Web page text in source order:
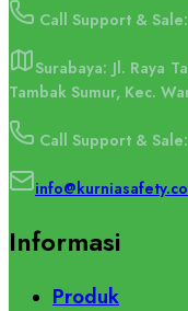
Call Support &
Surabaya: Jl. Raya
Tambak Sumur, Kec.
Call Support &
Informasi
Produk